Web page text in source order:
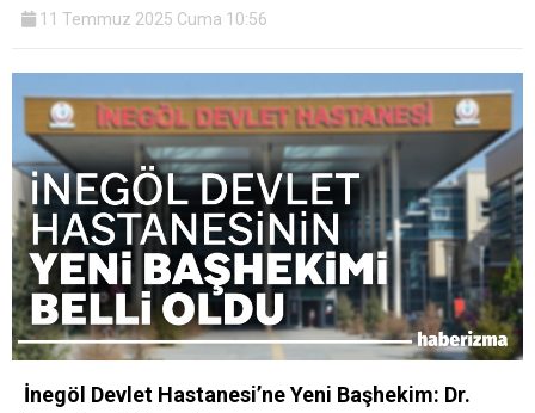
11 Temmuz 2025 Cuma 10:56
İnegöl Devlet Hastanesi’ne Yeni Başhekim: Dr.